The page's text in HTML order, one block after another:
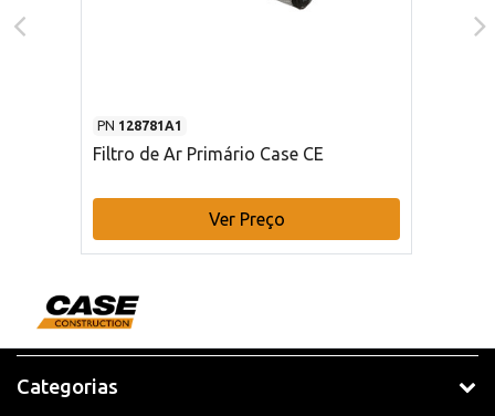
PN 128781A1
Filtro de Ar Primário Case CE
Ver Preço
Categorias